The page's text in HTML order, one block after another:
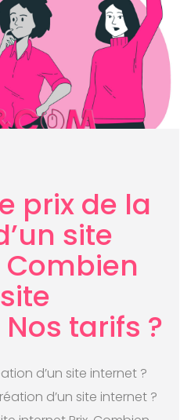
prix de la
site
tarifs ?
d’un site internet ?
d’un site internet ?